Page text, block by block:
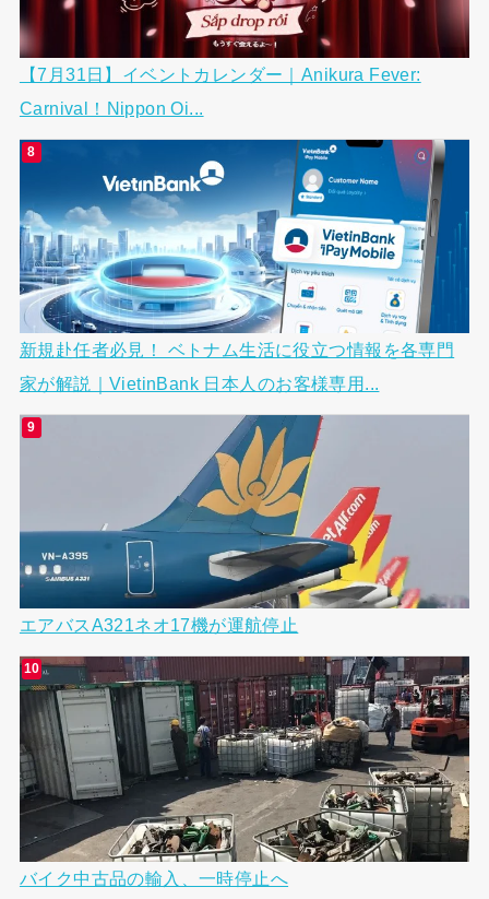
【7月31日】イベントカレンダー｜Anikura Fever:
Carnival！Nippon Oi...
新規赴任者必見！ ベトナム生活に役立つ情報を各専門
家が解説｜VietinBank 日本人のお客様専用...
エアバスA321ネオ17機が運航停止
バイク中古品の輸入、一時停止へ